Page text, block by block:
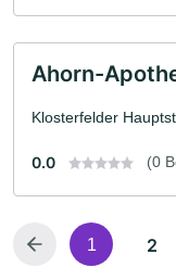
Ahorn-
Klosterfelder
0.0 (0
1 2